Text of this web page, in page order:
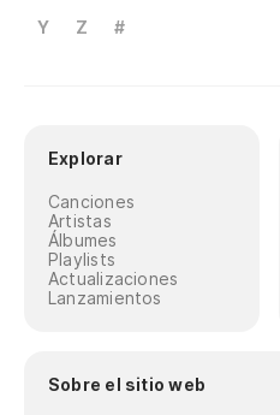
Y
Z #
Explorar
Canciones
Artistas
Álbumes
Playlists
Actualizaciones
Lanzamientos
Sobre el sitio web